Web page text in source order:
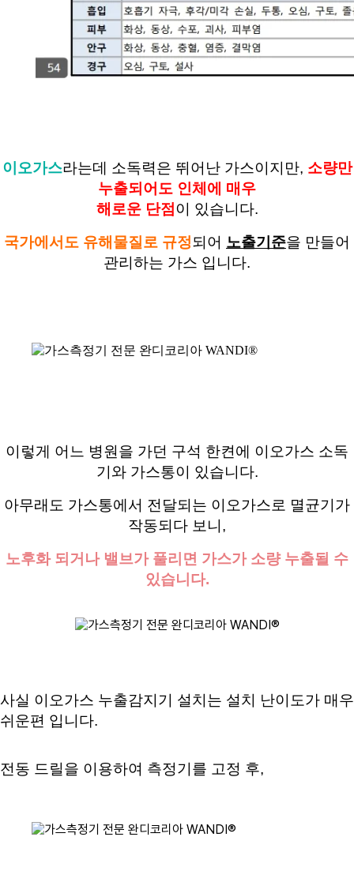
이오가스라는데 소독력은 뛰어난 가스이지만, 소량만
누출되어도 인체에 매우
해로운 단점이 있습니다.
국가에서도 유해물질로 규정되어 노출기준을 만들어
관리하는 가스 입니다.
이렇게 어느 병원을 가던 구석 한켠에 이오가스 소독
기와 가스통이 있습니다.
아무래도 가스통에서 전달되는 이오가스로 멸균기가
작동되다 보니,
노후화 되거나 밸브가 풀리면 가스가 소량 누출될 수
있습니다.
사실 이오가스 누출감지기 설치는 설치 난이도가 매우
쉬운편 입니다.
전동 드릴을 이용하여 측정기를 고정 후,